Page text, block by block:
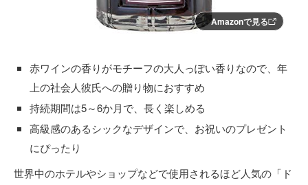
Amazonで見る
赤ワインの香りがモチーフの大人っぽい香りなので、年
上の社会人彼氏への贈り物におすすめ
持続期間は5～6か月で、長く楽しめる
高級感のあるシックなデザインで、お祝いのプレゼント
にぴったり
世界中のホテルやショップなどで使用されるほど人気の「ド